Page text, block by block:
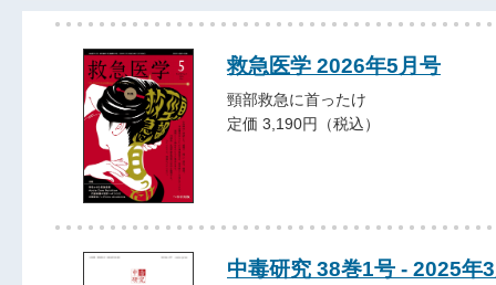
救急医学 2026年5月号
頸部救急に首ったけ
定価 3,190円（税込）
中毒研究 38巻1号 - 2025年